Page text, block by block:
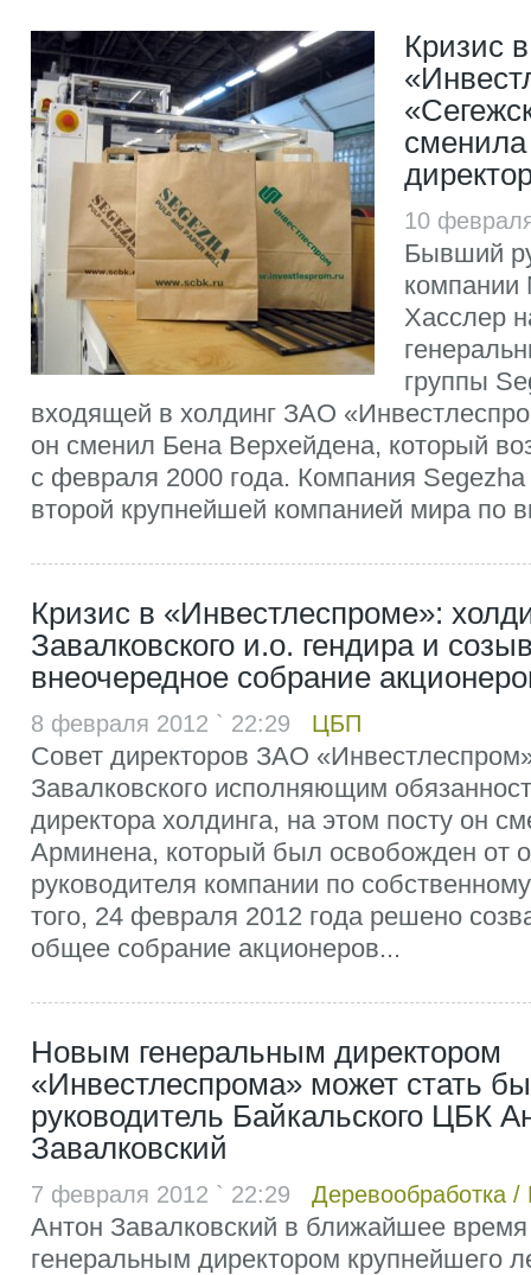
Кризис в
сменила
10
Бывший
компании
Хасслер
группы
входящей в холдинг ЗАО
он сменил Бена Верхейдена, который
с февраля 2000 года. Компания
второй крупнейшей компанией мира по
Кризис в «Инвестлеспроме»:
Завалковского и.о. гендира и
внеочередное собрание
8 февраля 2012 ` 22:29 ЦБП
Совет директоров ЗАО
Завалковского исполняющим
директора холдинга, на этом посту он
Арминена, который был освобожден от
руководителя компании по
того, 24 февраля 2012 года решено
общее собрание акционеров...
Новым генеральным директором
«Инвестлеспрома» может стать
руководитель Байкальского ЦБК
Завалковский
7 февраля 2012 ` 22:29 Деревообработка /
Антон Завалковский в ближайшее время
генеральным директором крупнейшего